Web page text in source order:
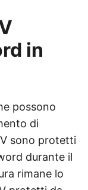
in
possono
di
sono protetti
durante il
rimane lo